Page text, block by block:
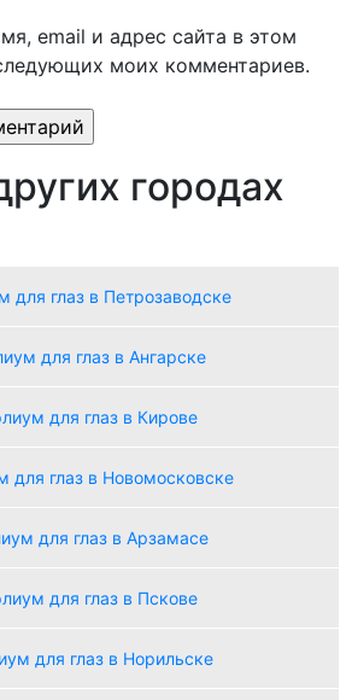
email и адрес сайта в этом
моих комментариев.
городах
для глаз в Петрозаводске
для глаз в Ангарске
для глаз в Кирове
для глаз в Новомосковске
для глаз в Арзамасе
для глаз в Пскове
для глаз в Норильске